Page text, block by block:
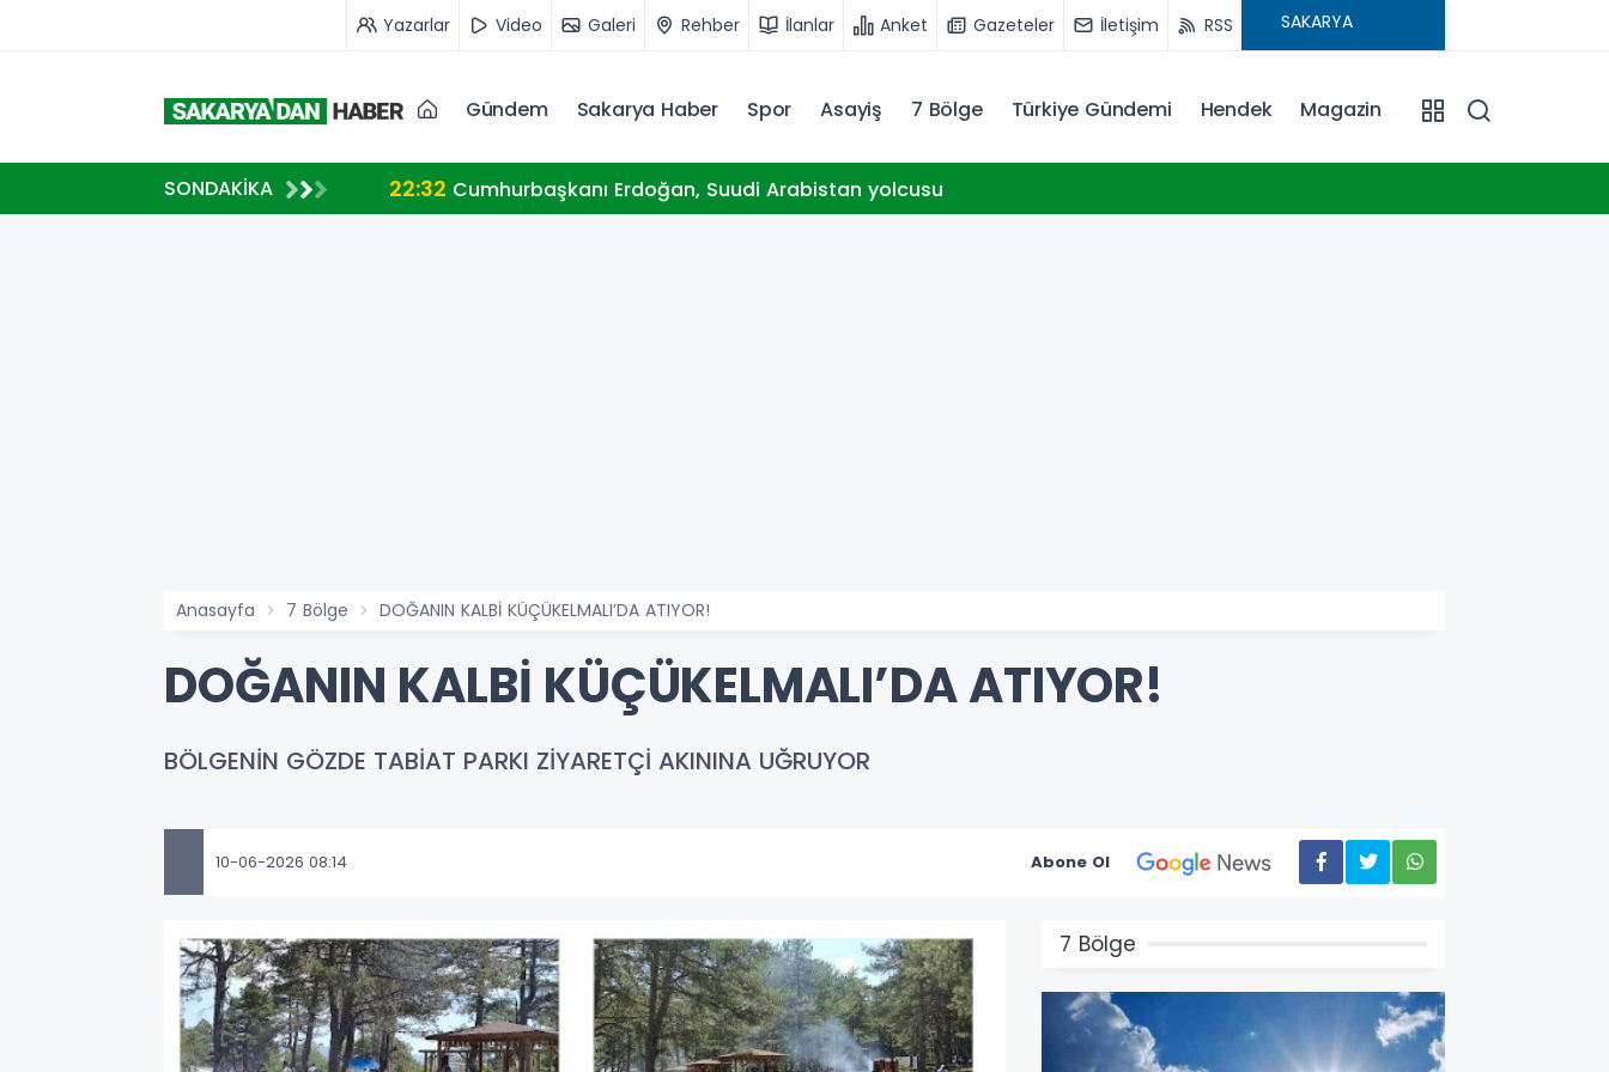
Yazarlar Video Galeri Rehber İlanlar Anket Gazeteler İletişim RSS
Gündem Sakarya Haber Spor Asayiş 7 Bölge Türkiye Gündemi Hendek Magazin
SONDAKİKA 22:32 Cumhurbaşkanı Erdoğan, Suudi Arabistan yolcusu
Anasayfa 7 Bölge DOĞANIN KALBİ KÜÇÜKELMALI’DA ATIYOR!
DOĞANIN KALBİ KÜÇÜKELMALI’DA ATIYOR!
BÖLGENİN GÖZDE TABİAT PARKI ZİYARETÇİ AKININA UĞRUYOR
10-06-2026 08:14 Abone Ol
7 Bölge